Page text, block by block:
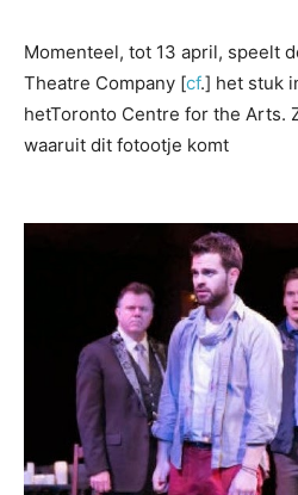
Momenteel, tot 13 april, speelt
Theatre Company [cf.] het stuk
hetToronto Centre for the Arts.
waaruit dit fotootje komt